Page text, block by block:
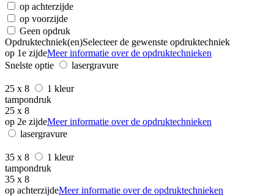
op achterzijde
op voorzijde
Geen opdruk
Opdruktechniek(en)Selecteer de gewenste opdruktechniek
op 1e zijdeMeer informatie over de opdruktechnieken
Snelste optie
lasergravure
25 x 8
1 kleur
tampondruk
25 x 8
op 2e zijdeMeer informatie over de opdruktechnieken
lasergravure
35 x 8
1 kleur
tampondruk
35 x 8
op achterzijdeMeer informatie over de opdruktechnieken